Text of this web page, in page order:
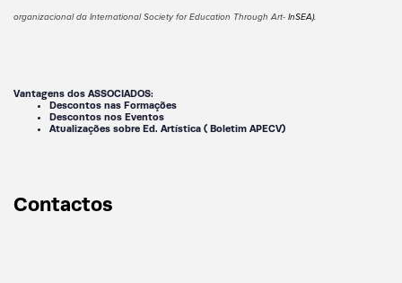
organizacional da International Society for Education Through Art- InSEA).
Vantagens dos ASSOCIADOS:
Descontos nas Formações
Descontos nos Eventos
Atualizações sobre Ed. Artística ( Boletim APECV)
Contactos